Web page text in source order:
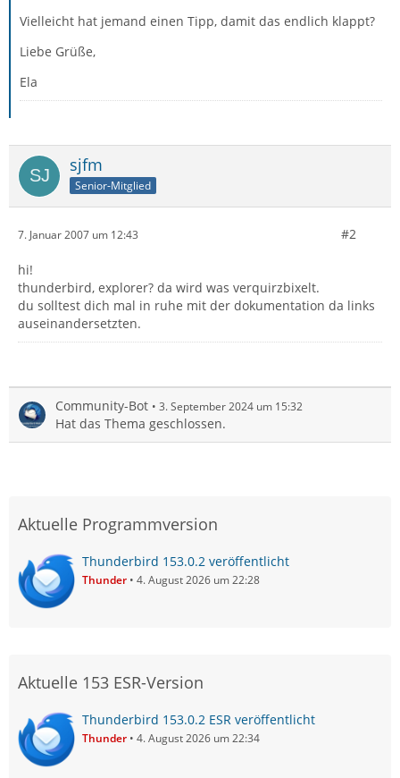
Vielleicht hat jemand einen Tipp, damit das endlich klappt?
Liebe Grüße,
Ela
sjfm
Senior-Mitglied
7. Januar 2007 um 12:43 #2
hi!
thunderbird, explorer? da wird was verquirzbixelt.
du solltest dich mal in ruhe mit der dokumentation da links
auseinandersetzten.
Community-Bot 3. September 2024 um 15:32
Hat das Thema geschlossen.
Aktuelle Programmversion
Thunderbird 153.0.2 veröffentlicht
Thunder 4. August 2026 um 22:28
Aktuelle 153 ESR-Version
Thunderbird 153.0.2 ESR veröffentlicht
Thunder 4. August 2026 um 22:34